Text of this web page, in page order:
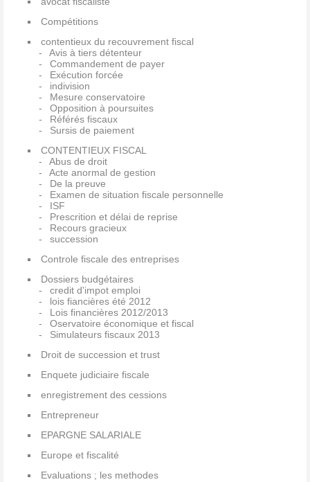
Compétitions
contentieux du recouvrement fiscal
Avis à tiers détenteur
Commandement de payer
Exécution forcée
indivision
Mesure conservatoire
Opposition à poursuites
Référés fiscaux
Sursis de paiement
CONTENTIEUX FISCAL
Abus de droit
Acte anormal de gestion
De la preuve
Examen de situation fiscale personnelle
ISF
Prescrition et délai de reprise
Recours gracieux
succession
Controle fiscale des entreprises
Dossiers budgétaires
credit d'impot emploi
lois fiancières été 2012
Lois financières 2012/2013
Oservatoire économique et fiscal
Simulateurs fiscaux 2013
Droit de succession et trust
Enquete judiciaire fiscale
enregistrement des cessions
Entrepreneur
EPARGNE SALARIALE
Europe et fiscalité
Evaluations ; les methodes